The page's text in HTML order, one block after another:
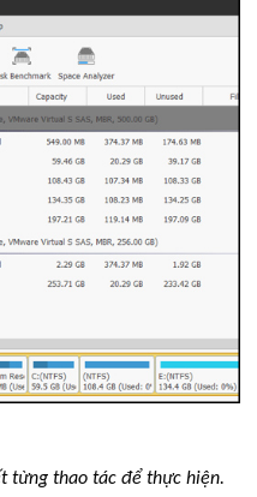
từng thao tác để thực hiện.